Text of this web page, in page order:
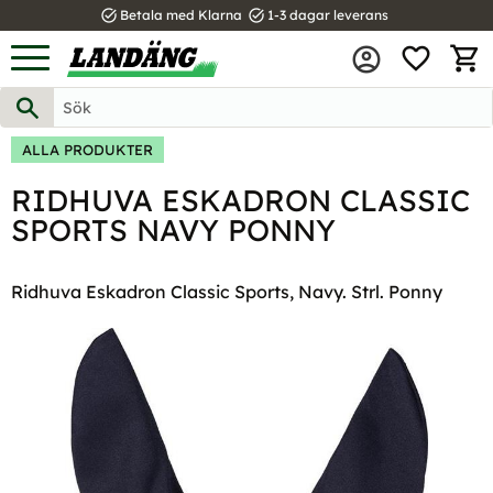
Meny
task_alt Betala med Klarna task_alt 1-3 dagar leverans
ALLA PRODUKTER
RIDHUVA ESKADRON CLASSIC
SPORTS NAVY PONNY
Ridhuva Eskadron Classic Sports, Navy. Strl. Ponny